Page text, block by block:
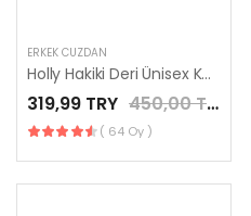
ERKEK CÜZDAN
Holly Hakiki Deri Ünisex Kart ve Para Bölme Bordo Renk kartlık
319,99 TRY 450,00 TRY
( 64 Oy )